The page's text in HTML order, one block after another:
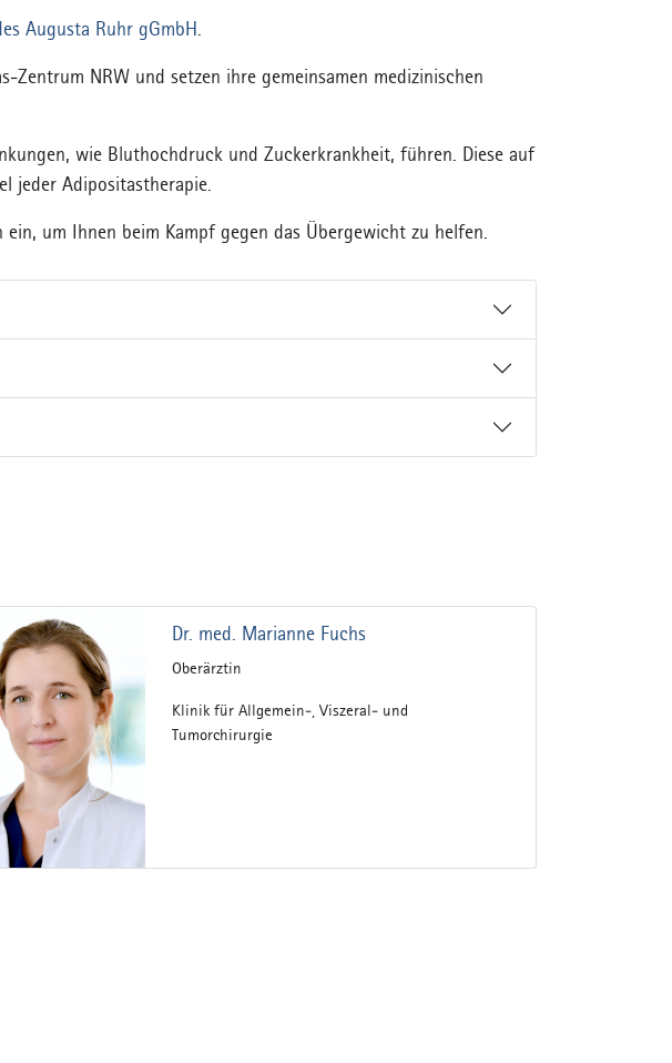
Augusta Ruhr gGmbH.
Zentrum NRW und setzen ihre gemeinsamen medizinischen
wie Bluthochdruck und Zuckerkrankheit, führen. Diese auf
jeder Adipositastherapie.
um Ihnen beim Kampf gegen das Übergewicht zu helfen.
Dr. med. Marianne Fuchs
Oberärztin
Klinik für Allgemein-, Viszeral- und
Tumorchirurgie